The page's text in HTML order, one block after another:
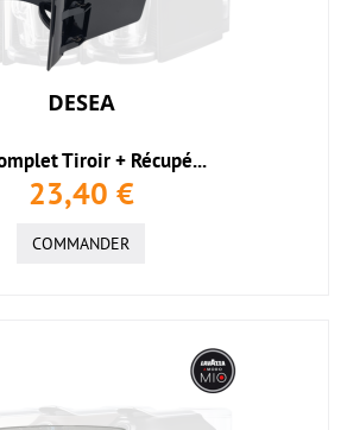
Tiroir + Récupé...
23,40 €
COMMANDER